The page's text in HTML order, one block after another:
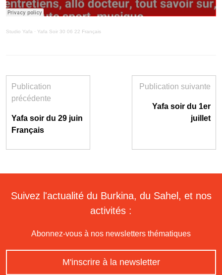
Studio Yafa · Yafa Soir 30 06 22 Français
Publication
précédente
Yafa soir du 29 juin
Français
Publication suivante
Yafa soir du 1er
juillet
Suivez l'actualité du Burkina, du Sahel, et nos
activités :
Abonnez-vous à nos newsletters thématiques
M'inscrire à la newsletter